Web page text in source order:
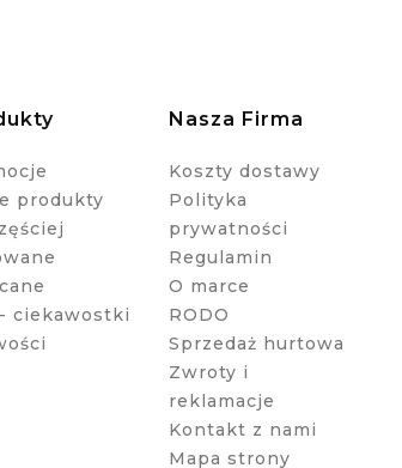
produkty
ciekawostki
Nasza Firma
Koszty dostawy
Polityka
prywatności
Regulamin
O marce
RODO
Sprzedaż hurtowa
Zwroty i
reklamacje
Kontakt z nami
Mapa strony